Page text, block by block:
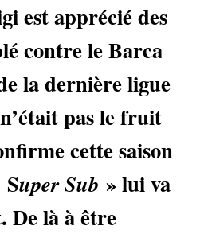
est apprécié des
contre le Barca
la dernière ligue
pas le fruit
cette saison
uper Sub » lui va
De là à être